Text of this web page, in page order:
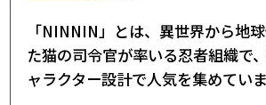
「NINNIN」とは、異世界から地
た猫の司令官が率いる忍者組織で
ャラクター設計で人気を集めていま